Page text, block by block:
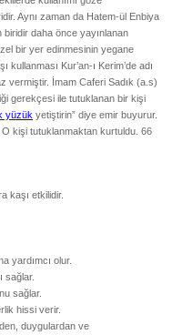
Aynı zaman da Hatem-ül Enbiya
biridir daha önce yayınlanan
bir yer edinmesinin yegane
Kur’an-ı Kerim’de adı
vermiştir. İmam Caferi Sadık (a.s)
gerekçesi ile tutuklanan bir kişi
yüzük yetiştirin” diye emir buyurur.
O kişi tutuklanmaktan kurtuldu. 66
kaşı etkilidir.
yardımcı olur.
sağlar.
sağlar.
hissi verir.
duygulardan ve